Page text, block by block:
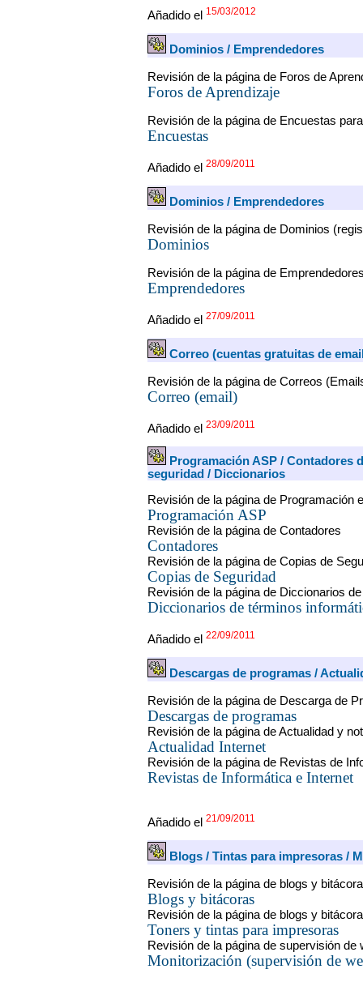
Añadido el 15/03/2012
Dominios / Emprendedores
Revisión de la página de Foros de
Foros de Aprendizaje
Revisión de la página de Encuestas
Encuestas
Añadido el 28/09/2011
Dominios / Emprendedores
Revisión de la página de Dominios
Dominios
Revisión de la página de
Emprendedores
Añadido el 27/09/2011
Correo (cuentas gratuitas de
Revisión de la página de Correos
Correo (email)
Añadido el 23/09/2011
Programación ASP / Contadores
seguridad / Diccionarios
Revisión de la página de Programación
Programación ASP
Revisión de la página de Contadores
Contadores
Revisión de la página de Copias de
Copias de Seguridad
Revisión de la página de Diccionarios
Diccionarios de términos
Añadido el 22/09/2011
Descargas de programas /
Revisión de la página de Descarga de
Descargas de programas
Revisión de la página de Actualidad y
Actualidad Internet
Revisión de la página de Revistas de
Revistas de Informática e Internet
Añadido el 21/09/2011
Blogs / Tintas para impresoras /
Revisión de la página de blogs y
Blogs y bitácoras
Revisión de la página de blogs y
Toners y tintas para impresoras
Revisión de la página de supervisión de
Monitorización (supervisión de